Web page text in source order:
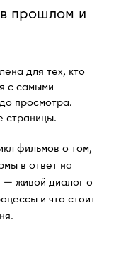
прошлом и
для тех, кто
с самыми
просмотра.
страницы.
фильмов о том,
в ответ на
— живой диалог о
и что стоит